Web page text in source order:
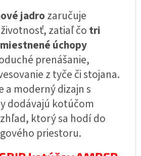
jadrozaručuje
zatiaľ čotri
úchopy
prenášanie,
z tyče či stojana.
a moderný dizajn s
dodávajú kotúčom
ktorý sa hodí do
priestoru.